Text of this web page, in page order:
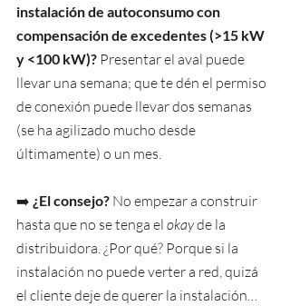
instalación de autoconsumo con
compensación de excedentes (>15 kW
y <100 kW)? Presentar el aval puede
llevar una semana; que te dén el permiso
de conexión puede llevar dos semanas
(se ha agilizado mucho desde
últimamente) o un mes.
➡️ ¿El consejo? No empezar a construir
hasta que no se tenga el okay de la
distribuidora. ¿Por qué? Porque si la
instalación no puede verter a red, quizá
el cliente deje de querer la instalación…